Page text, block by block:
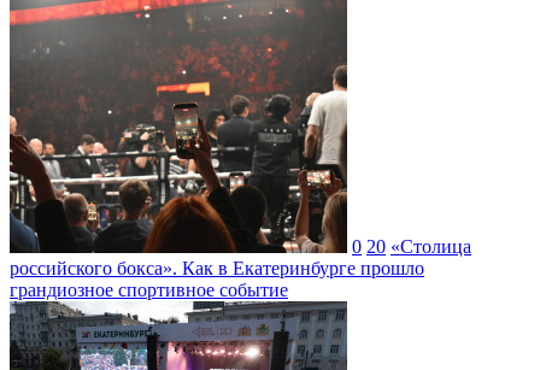
0 20 «Столица
российского бокса». Как в Екатеринбурге прошло
грандиозное спортивное событие